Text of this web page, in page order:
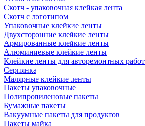
Скотч - упаковочная клейкая лента
Скотч с логотипом
Упаковочные клейкие ленты
Двухсторонние клейкие ленты
Армированные клейкие ленты
Алюминиевые клейкие ленты
Клейкие ленты для авторемонтных работ
Серпянка
Малярные клейкие ленты
Пакеты упаковочные
Полипропиленовые пакеты
Бумажные пакеты
Вакуумные пакеты для продуктов
Пакеты майка